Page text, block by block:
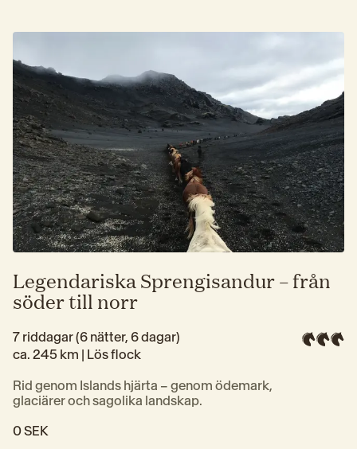
Legendariska Sprengisandur – från
söder till norr
7 riddagar (6 nätter, 6 dagar)
ca. 245 km | Lös flock
Rid genom Islands hjärta – genom ödemark,
glaciärer och sagolika landskap.
0 SEK